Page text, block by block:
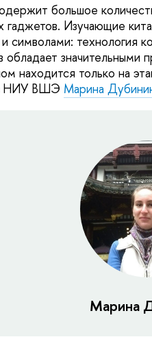
большое
гаджетов. Изучающие
символами: технология
обладает значительными
находится только на
НИУ ВШЭ Марина
Марина